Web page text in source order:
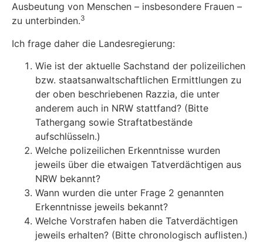
Ausbeutung von Menschen – insbesondere Frauen –
zu unterbinden.3
Ich frage daher die Landesregierung:
Wie ist der aktuelle Sachstand der polizeilichen
bzw. staatsanwaltschaftlichen Ermittlungen zu
der oben beschriebenen Razzia, die unter
anderem auch in NRW stattfand? (Bitte
Tathergang sowie Straftatbestände
aufschlüsseln.)
Welche polizeilichen Erkenntnisse wurden
jeweils über die etwaigen Tatverdächtigen aus
NRW bekannt?
Wann wurden die unter Frage 2 genannten
Erkenntnisse jeweils bekannt?
Welche Vorstrafen haben die Tatverdächtigen
jeweils erhalten? (Bitte chronologisch auflisten.)